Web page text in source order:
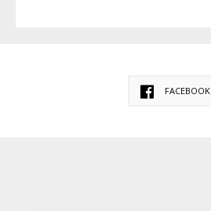
FACEBOOK